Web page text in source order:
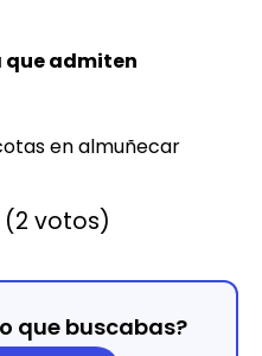
que admiten
en almuñecar
votos)
que buscabas?